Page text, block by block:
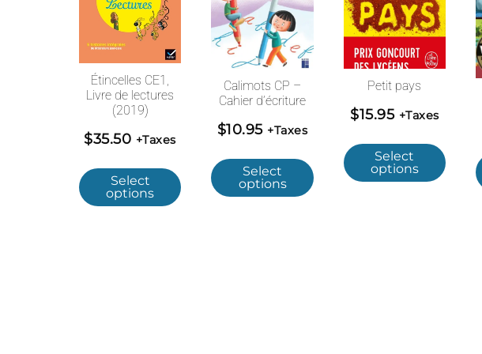
Étincelles CE1,
Livre de lectures
(2019)
$35.50 +Taxes
Select
options
Calimots CP –
Cahier d’écriture
$10.95 +Taxes
Select
options
Petit pays
$15.95 +Taxes
Select
options